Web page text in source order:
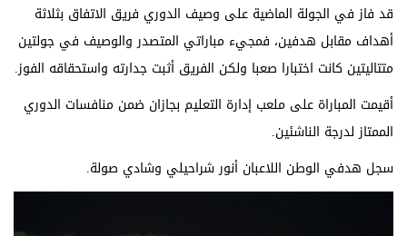
قدفازفيالجولةالماضيةعلىوصيفالدوريفريقالاتفاقبثلاثة
أهداف مقابل هدفين،فمجيء مباراتيالمتصدروالوصيففيجولتين
متتاليتينكانتاختباراصعباولكنالفريقأثبتجدارتهواستحقاقهالفوز.
أقيمتالمباراةعلىملعبإدارة التعليمبجازانضمنمنافساتالدوري
الممتازلدرجةالناشئين.
سجلهدفيالوطناللاعبانأنورشراحيليوشاديصولة.